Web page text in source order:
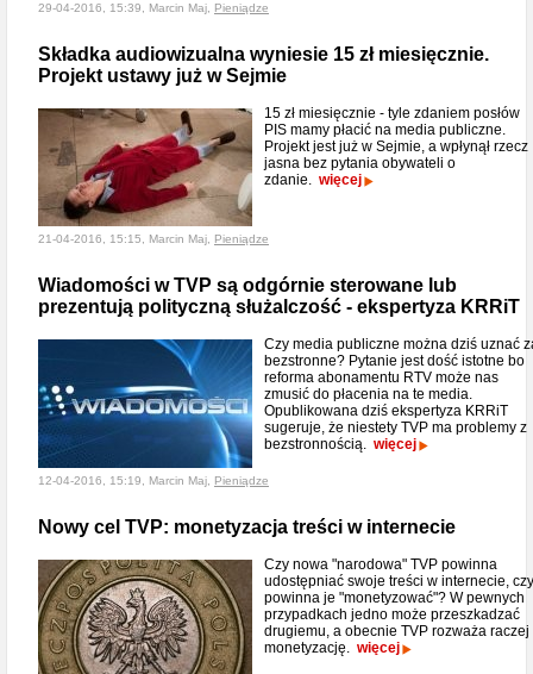
29-04-2016, 15:39, Marcin Maj, Pieniądze
Składka audiowizualna wyniesie 15 zł miesięcznie.
Projekt ustawy już w Sejmie
15 zł miesięcznie - tyle zdaniem posłów
PIS mamy płacić na media publiczne.
Projekt jest już w Sejmie, a wpłynął rzecz
jasna bez pytania obywateli o
zdanie. więcej
21-04-2016, 15:15, Marcin Maj, Pieniądze
Wiadomości w TVP są odgórnie sterowane lub
prezentują polityczną służalczość - ekspertyza KRRiT
Czy media publiczne można dziś uznać
bezstronne? Pytanie jest dość istotne bo
reforma abonamentu RTV może nas
zmusić do płacenia na te media.
Opublikowana dziś ekspertyza KRRiT
sugeruje, że niestety TVP ma problemy z
bezstronnością. więcej
12-04-2016, 15:19, Marcin Maj, Pieniądze
Nowy cel TVP: monetyzacja treści w internecie
Czy nowa "narodowa" TVP powinna
udostępniać swoje treści w internecie, czy
powinna je "monetyzować"? W pewnych
przypadkach jedno może przeszkadzać
drugiemu, a obecnie TVP rozważa raczej
monetyzację. więcej